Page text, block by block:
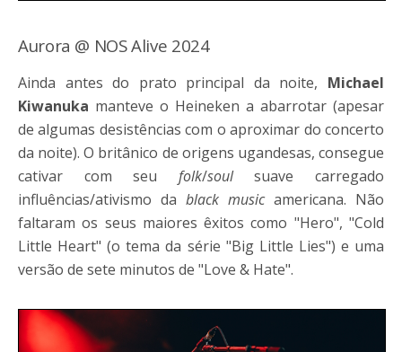
Aurora @ NOS Alive 2024
Ainda antes do prato principal da noite, Michael
Kiwanuka manteve o Heineken a abarrotar (apesar
de algumas desistências com o aproximar do concerto
da noite). O britânico de origens ugandesas, consegue
cativar com seu folk/soulsuave carregado
influências/ativismo da black musicamericana. Não
faltaram os seus maiores êxitos como "Hero", "Cold
Little Heart" (o tema da série "Big Little Lies") e uma
versão de sete minutos de "Love & Hate".